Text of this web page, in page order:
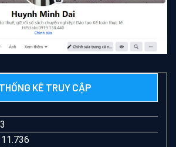
THỐNG KÊ TRUY CẬP
11.736